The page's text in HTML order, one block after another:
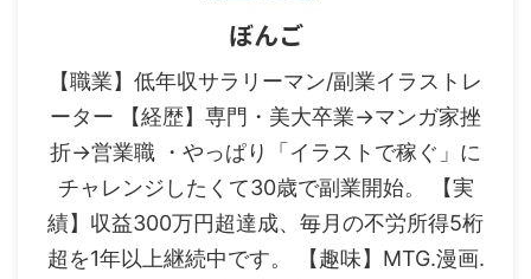
ぼんご
【職業】低年収サラリーマン/副業イラストレ
ーター 【経歴】専門・美大卒業→マンガ家挫
折→営業職 ・やっぱり「イラストで稼ぐ」に
チャレンジしたくて30歳で副業開始。 【実
績】収益300万円超達成、毎月の不労所得5桁
超を1年以上継続中です。 【趣味】MTG.漫画.